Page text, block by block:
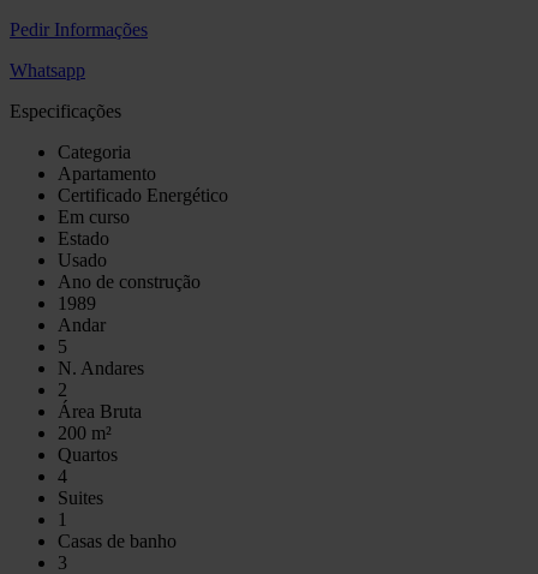
Pedir Informações
Whatsapp
Especificações
Categoria
Apartamento
Certificado Energético
Em curso
Estado
Usado
Ano de construção
1989
Andar
5
N. Andares
2
Área Bruta
200 m²
Quartos
4
Suites
1
Casas de banho
3